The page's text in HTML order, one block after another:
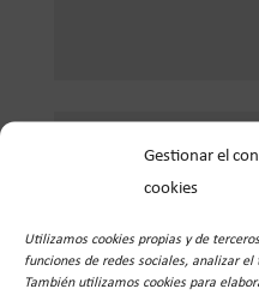
Gestionar el
cookies
Utilizamos cookies propias y de
funciones de redes sociales, analizar
También utilizamos cookies para